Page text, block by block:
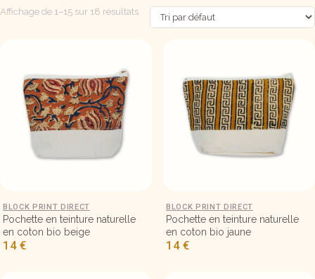
Affichage de 1–15 sur 18 résultats
BLOCK PRINT DIRECT
Pochette en teinture naturelle
en coton bio beige
Petite pochette en tissu 18×15 – Beige fleurs
14 €
BLOCK PRINT DIRECT
Pochette en teinture naturelle
en coton bio jaune
Petite pochette en tissu 18×15 –
14 €